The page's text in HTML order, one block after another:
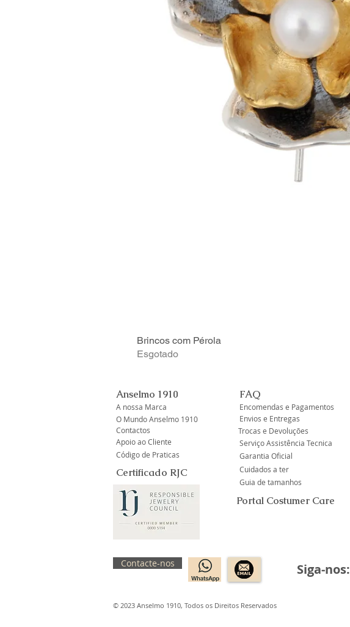
Brincos com Pérola
Esgotado
Anselmo 1910
A nossa Marca
O Mundo Anselmo 1910
Contactos
Apoio ao Cliente
FAQ
Encomendas e Pagamentos
Envios e Entregas
Trocas e Devoluções
Serviço Assistência Tecnica
Garantia Oficial
Cuidados a ter
Guia de tamanhos
Código de Praticas
Certificado RJC
Portal Costumer Care
Contacte-nos Siga-nos:
© 2023 Anselmo 1910, Todos os Direitos Reservados